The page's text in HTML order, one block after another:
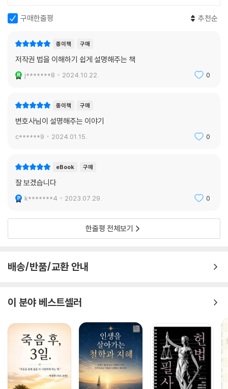
되기를 바란다.
구매한줄평 추천순
종이책 구매
저작권 법을 이해하기 쉽게 설명해주는 책
j*******8 2024.10.22. 0
종이책 구매
변호사님이 설명해주는 이야기
c******9 2024.01.15. 0
eBook 구매
잘 보겠습니다
k*******4 2023.07.29. 0
한줄평 전체보기
배송/반품/교환 안내
이 분야 베스트셀러